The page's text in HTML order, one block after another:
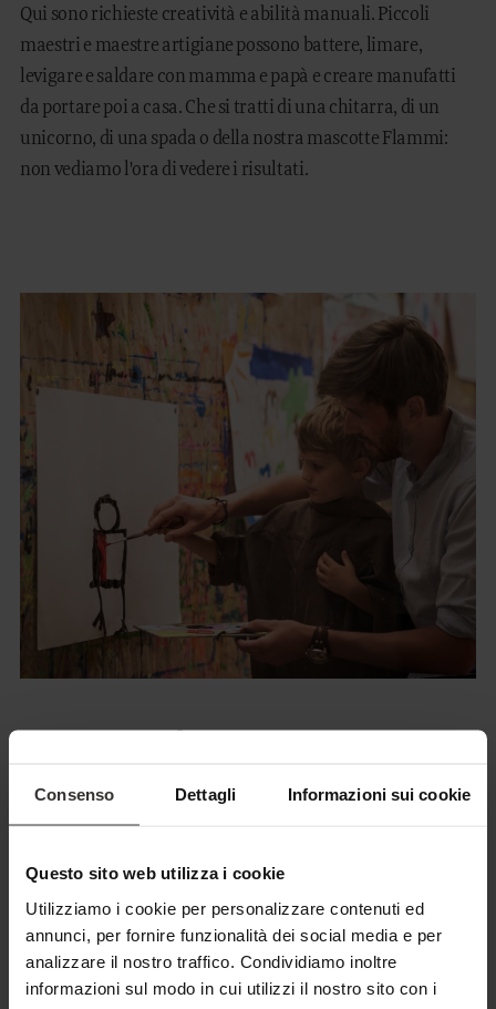
Consenso Dettagli Informazioni sui cookie
Questo sito web utilizza i cookie
Utilizziamo i cookie per personalizzare contenuti ed
annunci, per fornire funzionalità dei social media e per
analizzare il nostro traffico. Condividiamo inoltre
informazioni sul modo in cui utilizzi il nostro sito con i
Qui sono richieste creatività e abilità manuali. Piccoli
maestri e maestre artigiane possono battere, limare,
levigare e saldare con mamma e papà e creare manufatti
da portare poi a casa. Che si tratti di una chitarra, di un
unicorno, di una spada o della nostra mascotte Flammi:
non vediamo l'ora di vedere i risultati.
PITTURA
grandi artisti ed artiste intingono dita e pennelli nei colori
più variopinti dell'arcobaleno e liberano la propria
fantasia. Che ne dite di un'opera d'arte creata in famiglia da
appendere in cucina? Mirò e Picasso ne sarebbero di certo
orgogliosi!